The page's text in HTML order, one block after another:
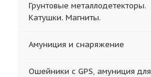
Грунтовые металлодетекторы.
Катушки. Магниты.
Амуниция и снаряжение
Ошейники с GPS, амуниция для